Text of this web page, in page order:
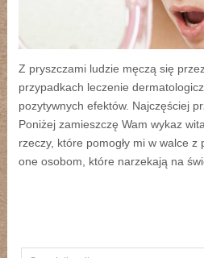
Z pryszczami ludzie męczą się
przypadkach leczenie
pozytywnych efektów. Najczęściej
Poniżej zamieszczę Wam wykaz
rzeczy, które pomogły mi w walce
one osobom, które narzekają na